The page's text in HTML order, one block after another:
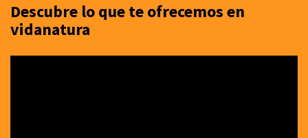
Descubre lo que te ofrecemos en
vidanatura